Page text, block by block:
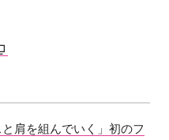
肩を組んでいく」初のフ